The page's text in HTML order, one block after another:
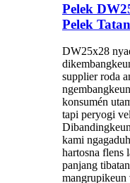
Pelek
Pelek
DW25x28
supplier roda
konsumén
tapi peryogi
kami
hartosna flens
panjang
mangrupikeun